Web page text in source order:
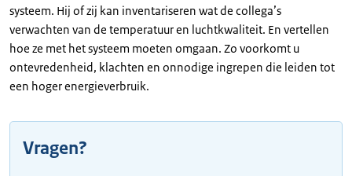
systeem. Hij of zij kan inventariseren wat de collega’s
verwachten van de temperatuur en luchtkwaliteit. En vertellen
hoe ze met het systeem moeten omgaan. Zo voorkomt u
ontevredenheid, klachten en onnodige ingrepen die leiden tot
een hoger energieverbruik.
Vragen?